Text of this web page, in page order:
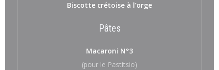
Biscotte crétoise à l'orge
Pâtes
Macaroni N°3
(pour le Pastitsio)